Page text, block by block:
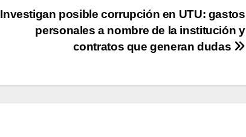
Investigan posible corrupción en UTU: gastos
personales a nombre de la institución y
contratos que generan dudas